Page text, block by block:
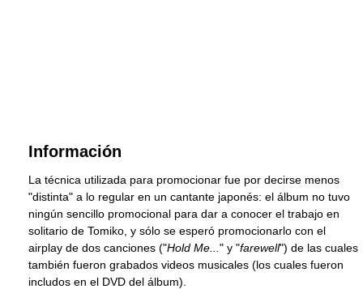
Información
La técnica utilizada para promocionar fue por decirse menos
"distinta" a lo regular en un cantante japonés: el álbum no tuvo
ningún sencillo promocional para dar a conocer el trabajo en
solitario de Tomiko, y sólo se esperó promocionarlo con el
airplay de dos canciones ("Hold Me... " y "farewell") de las cuales
también fueron grabados videos musicales (los cuales fueron
includos en el DVD del álbum).